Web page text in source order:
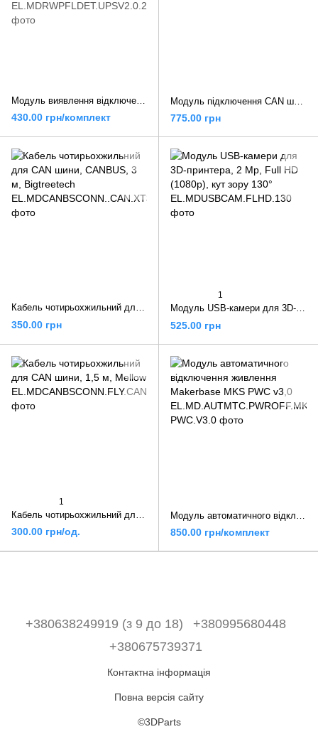
430.00 грн/комплект 775.00 грн
Кабель чотирьохжильний для CAN шини, CANBUS, 3 м, Bigtreetech
350.00 грн
1
Модуль USB-камери для 3D-принтера, 2 Mp, Full HD (1080p), кут зору 130°
525.00 грн
1
300.00 грн/од. 850.00 грн/комплект
+380638249919 (з 9 до 18)
+380995680448
+380675739371
Контактна інформація
Повна версія сайту
©3DParts